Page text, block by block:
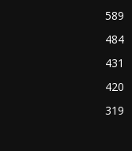
589
484
431
420
319